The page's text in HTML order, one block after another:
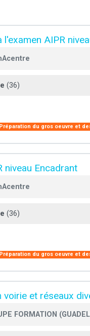
l'examen AIPR
(36)
Préparation du gros oeuvre et
niveau Encadrant
(36)
Préparation du gros oeuvre et
voirie et réseaux
FORMATION